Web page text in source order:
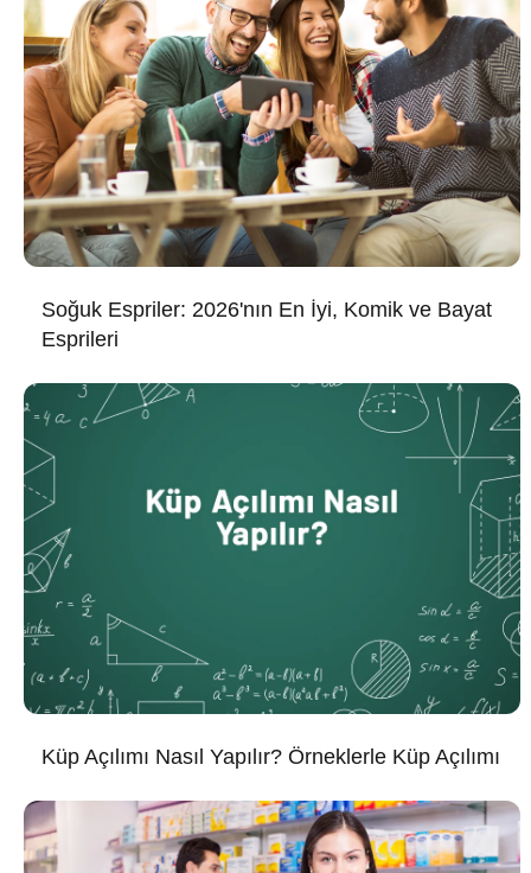
Soğuk Espriler: 2026'nın En İyi, Komik ve Bayat
Esprileri
Küp Açılımı Nasıl Yapılır? Örneklerle Küp Açılımı